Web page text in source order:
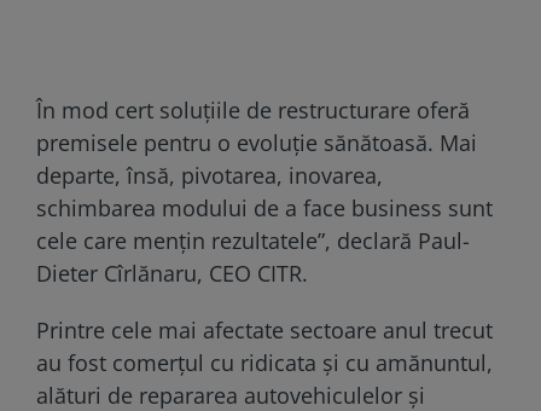
În mod cert soluţiile de restructurare oferă
premisele pentru o evoluţie sănătoasă. Mai
departe, însă, pivotarea, inovarea,
schimbarea modului de a face business sunt
cele care menţin rezultatele”, declară Paul-
Dieter Cîrlănaru, CEO CITR.
Printre cele mai afectate sectoare anul trecut
au fost comerţul cu ridicata şi cu amănuntul,
alături de repararea autovehiculelor şi